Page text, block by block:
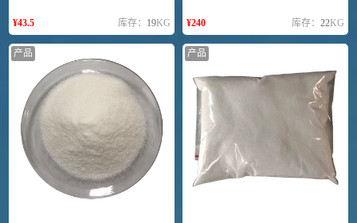
¥43.5 库存： 19KG ¥240 库存：22KG
产品 产品